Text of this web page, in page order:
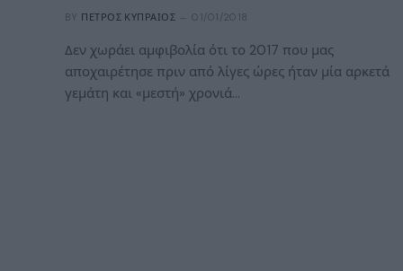
BY ΠΈΤΡΟΣ ΚΥΠΡΑΊΟΣ 01/01/2018
Δεν χωράει αμφιβολία ότι το 2017 που μας
αποχαιρέτησε πριν από λίγες ώρες ήταν μία αρκετά
γεμάτη και «μεστή» χρονιά…